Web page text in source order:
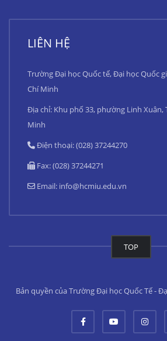
LIÊN HỆ
Trường Đại học Quốc tế, Đại học Quốc
Chí Minh
Địa chỉ: Khu phố 33, phường Linh Xuân,
Minh
Điện thoại: (028) 37244270
Fax: (028) 37244271
Email: info@hcmiu.edu.vn
TOP
Bản quyền của Trường Đại học Quốc Tế -